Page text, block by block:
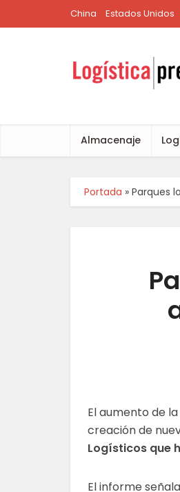
China Estados Unidos
Almacenaje
Portada » Parques
El aumento de
creación de
Logísticos que
El informe